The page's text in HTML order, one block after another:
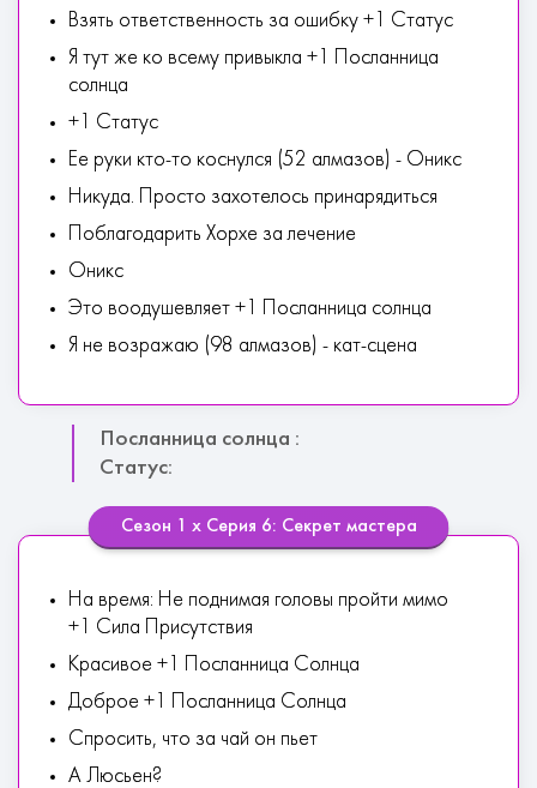
Взять ответственность за ошибку +1 Статус
Я тут же ко всему привыкла +1 Посланница
солнца
+1 Статус
Ее руки кто-то коснулся (52 алмазов) - Оникс
Никуда. Просто захотелось принарядиться
Поблагодарить Хорхе за лечение
Оникс
Это воодушевляет +1 Посланница солнца
Я не возражаю (98 алмазов) - кат-сцена
Посланница солнца :
Статус:
Сезон 1 х Серия 6: Секрет мастера
На время: Не поднимая головы пройти мимо
+1 Сила Присутствия
Красивое +1 Посланница Солнца
Доброе +1 Посланница Солнца
Спросить, что за чай он пьет
А Люсьен?